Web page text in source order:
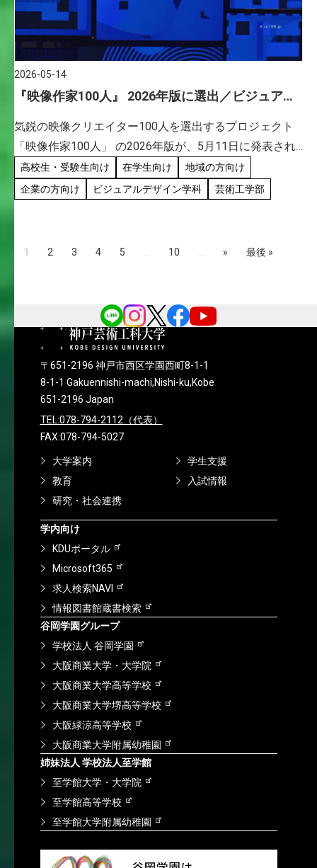
2026-05-14
『映像作家100人』 2026年版に選出／ビジュアル
気鋭の映像クリエイター100人を選出するプロジェクト
「映像作家100人」 の2026年版が、5月11日に発表され
ました。本学ビジュアルデザイン学科の白玖 欣宏助教が
リーダーを務めるクリエイティブ・ユニット、オタミラ
高校生・受験生向け 在学生向け
地域の方向け
企業の方向け
ビジュアルデザイン学科 芸術工学部
1 2 3 4 5 ... 10 ... » 最後 »
〒651-2196 神戸市西区学園西町8-1-1
8-1-1 Gakuennishi-machi,Nishi-ku,Kobe
651-2196 Japan
TEL:078-794-2112（代表）
FAX:078-794-5027
大学案内
学生支援
教育
入試情報
研究・社会連携
学内向け
KDUポータル
Microsoft365
求人検索NAVI
情報図書館蔵書検索
谷岡学園グループ
学校法人 谷岡学園
大阪商業大学・大学院
大阪商業大学高等学校
大阪商業大学堺高等学校
大阪緑涼高等学校
大阪商業大学附属幼稚園
姉妹法人 学校法人至学館
至学館大学・大学院
至学館高等学校
至学館大学附属幼稚園